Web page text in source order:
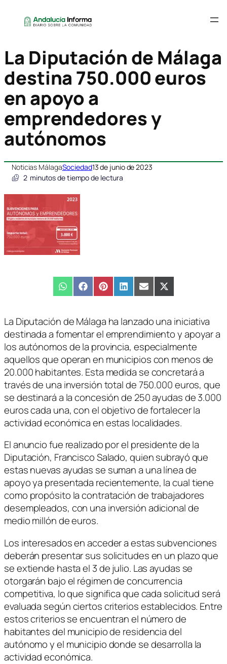
La Diputación de Málaga
destina 750.000 euros
en apoyo a
emprendedores y
autónomos
Noticias MálagaSociedad13 de junio de 2023
2 minutos de tiempo de lectura
Compartir
en
WhatsAppCompartir
en
FacebookCompartir
en
PinterestCompartir
en
LinkedInCompartir
en
EmailCompartir
en
X
(Twitter)
La Diputación de Málaga ha lanzado una iniciativa
destinada a fomentar el emprendimiento y apoyar a
los autónomos de la provincia, especialmente
aquellos que operan en municipios con menos de
20.000 habitantes. Esta medida se concretará a
través de una inversión total de 750.000 euros, que
se destinará a la concesión de 250 ayudas de 3.000
euros cada una, con el objetivo de fortalecer la
actividad económica en estas localidades.
El anuncio fue realizado por el presidente de la
Diputación, Francisco Salado, quien subrayó que
estas nuevas ayudas se suman a una línea de
apoyo ya presentada recientemente, la cual tiene
como propósito la contratación de trabajadores
desempleados, con una inversión adicional de
medio millón de euros.
Los interesados en acceder a estas subvenciones
deberán presentar sus solicitudes en un plazo que
se extiende hasta el 3 de julio. Las ayudas se
otorgarán bajo el régimen de concurrencia
competitiva, lo que significa que cada solicitud será
evaluada según ciertos criterios establecidos. Entre
estos criterios se encuentran el número de
habitantes del municipio de residencia del
autónomo y el municipio donde se desarrolla la
actividad económica.